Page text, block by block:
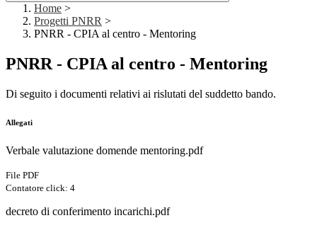
Home >
Progetti PNRR >
PNRR - CPIA al centro - Mentoring
PNRR - CPIA al centro - Mentoring
Di seguito i documenti relativi ai rislutati del suddetto bando.
Allegati
Verbale valutazione domende mentoring.pdf
File PDF
Contatore click: 4
decreto di conferimento incarichi.pdf